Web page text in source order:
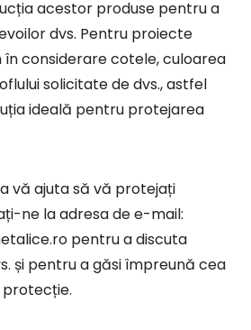
acestor produse pentru a
dvs. Pentru proiecte
în considerare cotele, culoarea
solicitate de dvs., astfel
ideală pentru protejarea
vă ajuta să vă protejați
ne la adresa de e-mail:
pentru a discuta
și pentru a găsi împreună cea
protecție.